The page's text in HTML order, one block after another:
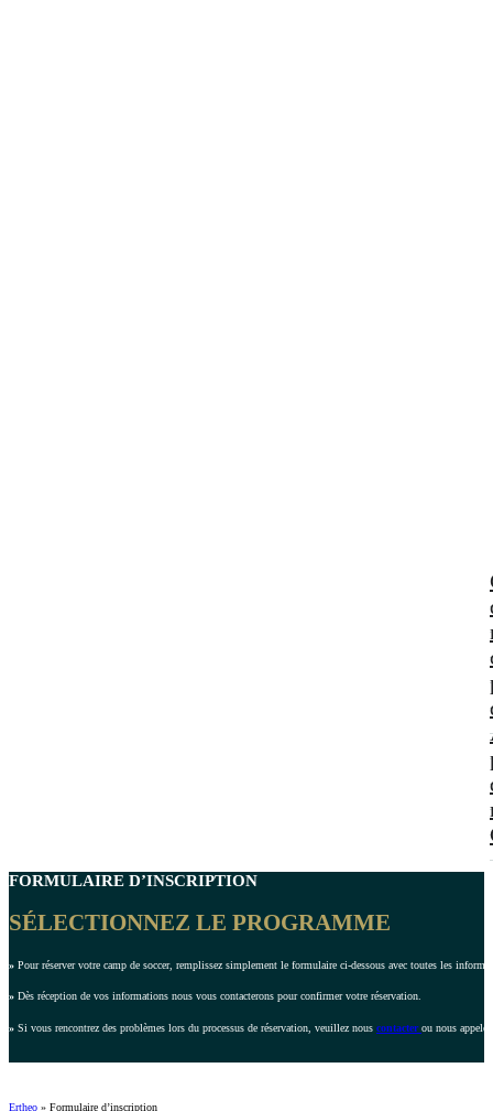
FORMULAIRE D’INSCRIPTION
SÉLECTIONNEZ LE PROGRAMME
» Pour réserver votre camp de soccer, remplissez simplement le formulaire ci-dessous avec toutes les
» Dès réception de vos informations nous vous contacterons pour confirmer votre réservation.
» Si vous rencontrez des problèmes lors du processus de réservation, veuillez nous contacterou nous
Ertheo » Formulaire d’inscription